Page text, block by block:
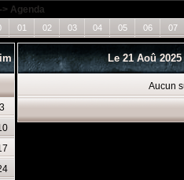
-> Agenda
01 02 03 04 05 06 07
3
Le 21 Aoû 2025
Aucun